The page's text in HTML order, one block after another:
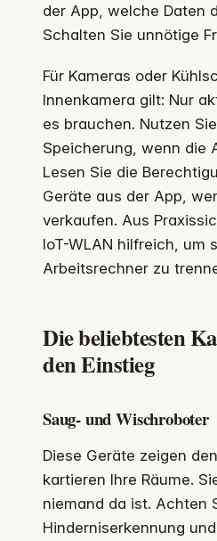
der App, welche Daten
Schalten Sie unnötige
Für Kameras oder
Innenkamera gilt: Nur
es brauchen. Nutzen
Speicherung, wenn die
Lesen Sie die
Geräte aus der App,
verkaufen. Aus
IoT-WLAN hilfreich, um
Arbeitsrechner zu
Die beliebtesten
den Einstieg
Saug- und Wischroboter
Diese Geräte zeigen
kartieren Ihre Räume.
niemand da ist. Achten
Hinderniserkennung